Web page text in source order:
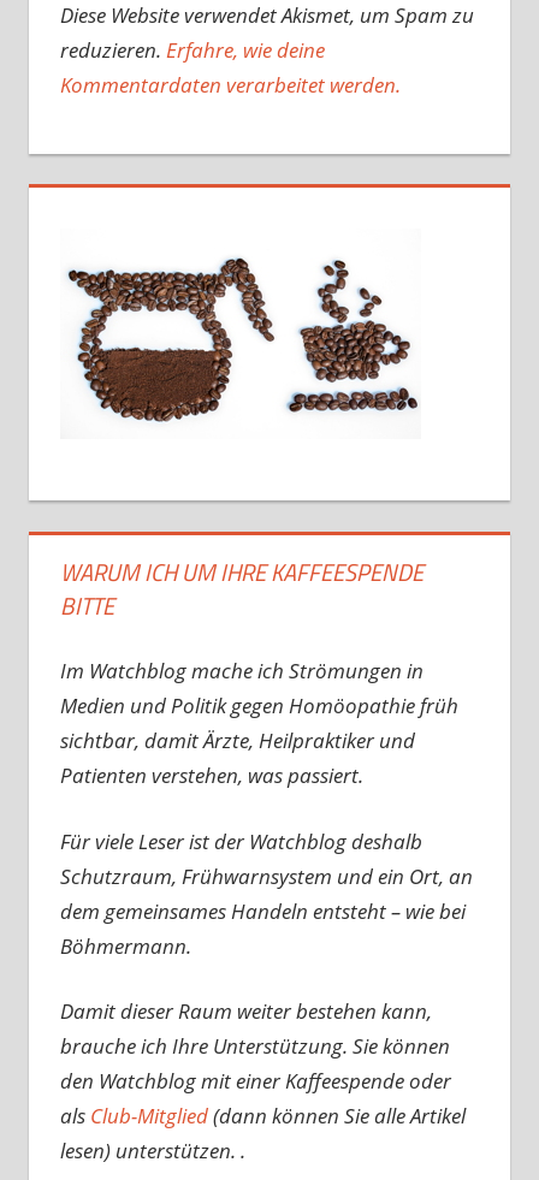
Diese Website verwendet Akismet, um Spam zu
reduzieren. Erfahre, wie deine
Kommentardaten verarbeitet werden.
WARUM ICH UM IHRE KAFFEESPENDE
BITTE
Im Watchblog mache ich Strömungen in
Medien und Politik gegen Homöopathie früh
sichtbar, damit Ärzte, Heilpraktiker und
Patienten verstehen, was passiert.
Für viele Leser ist der Watchblog deshalb
Schutzraum, Frühwarnsystem und ein Ort, an
dem gemeinsames Handeln entsteht – wie bei
Böhmermann.
Damit dieser Raum weiter bestehen kann,
brauche ich Ihre Unterstützung. Sie können
den Watchblog mit einer Kaffeespende oder
als Club-Mitglied(dann können Sie alle Artikel
lesen) unterstützen. .